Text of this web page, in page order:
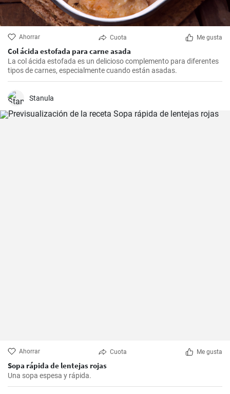
Ahorrar Cuota Me gusta
Col ácida estofada para carne asada
La col ácida estofada es un delicioso complemento para diferentes
tipos de carnes, especialmente cuando están asadas.
Stanula
Ahorrar Cuota Me gusta
Sopa rápida de lentejas rojas
Una sopa espesa y rápida.